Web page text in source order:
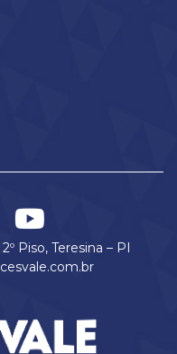
Piso, Teresina – PI